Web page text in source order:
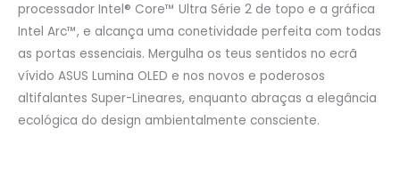
processador Intel® Core™ Ultra Série 2 de topo e a gráfica
Intel Arc™, e alcança uma conetividade perfeita com todas
as portas essenciais. Mergulha os teus sentidos no ecrã
vívido ASUS Lumina OLED e nos novos e poderosos
altifalantes Super-Lineares, enquanto abraças a elegância
ecológica do design ambientalmente consciente.